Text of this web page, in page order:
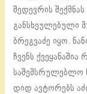
შედევრის
განსხეულებული
ბრეგვაძე იყო.
ჩვენს
საშემსრულებლო
დიდ ავტორებს